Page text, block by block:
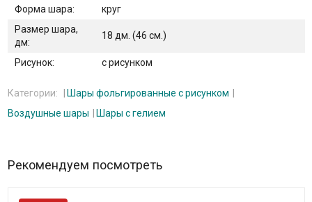
Форма шара:
круг
Размер шара,
дм:
18 дм. (46 см.)
Рисунок: с рисунком
Категории:
Шары фольгированные с рисунком
Воздушные шары
Шары с гелием
Рекомендуем посмотреть